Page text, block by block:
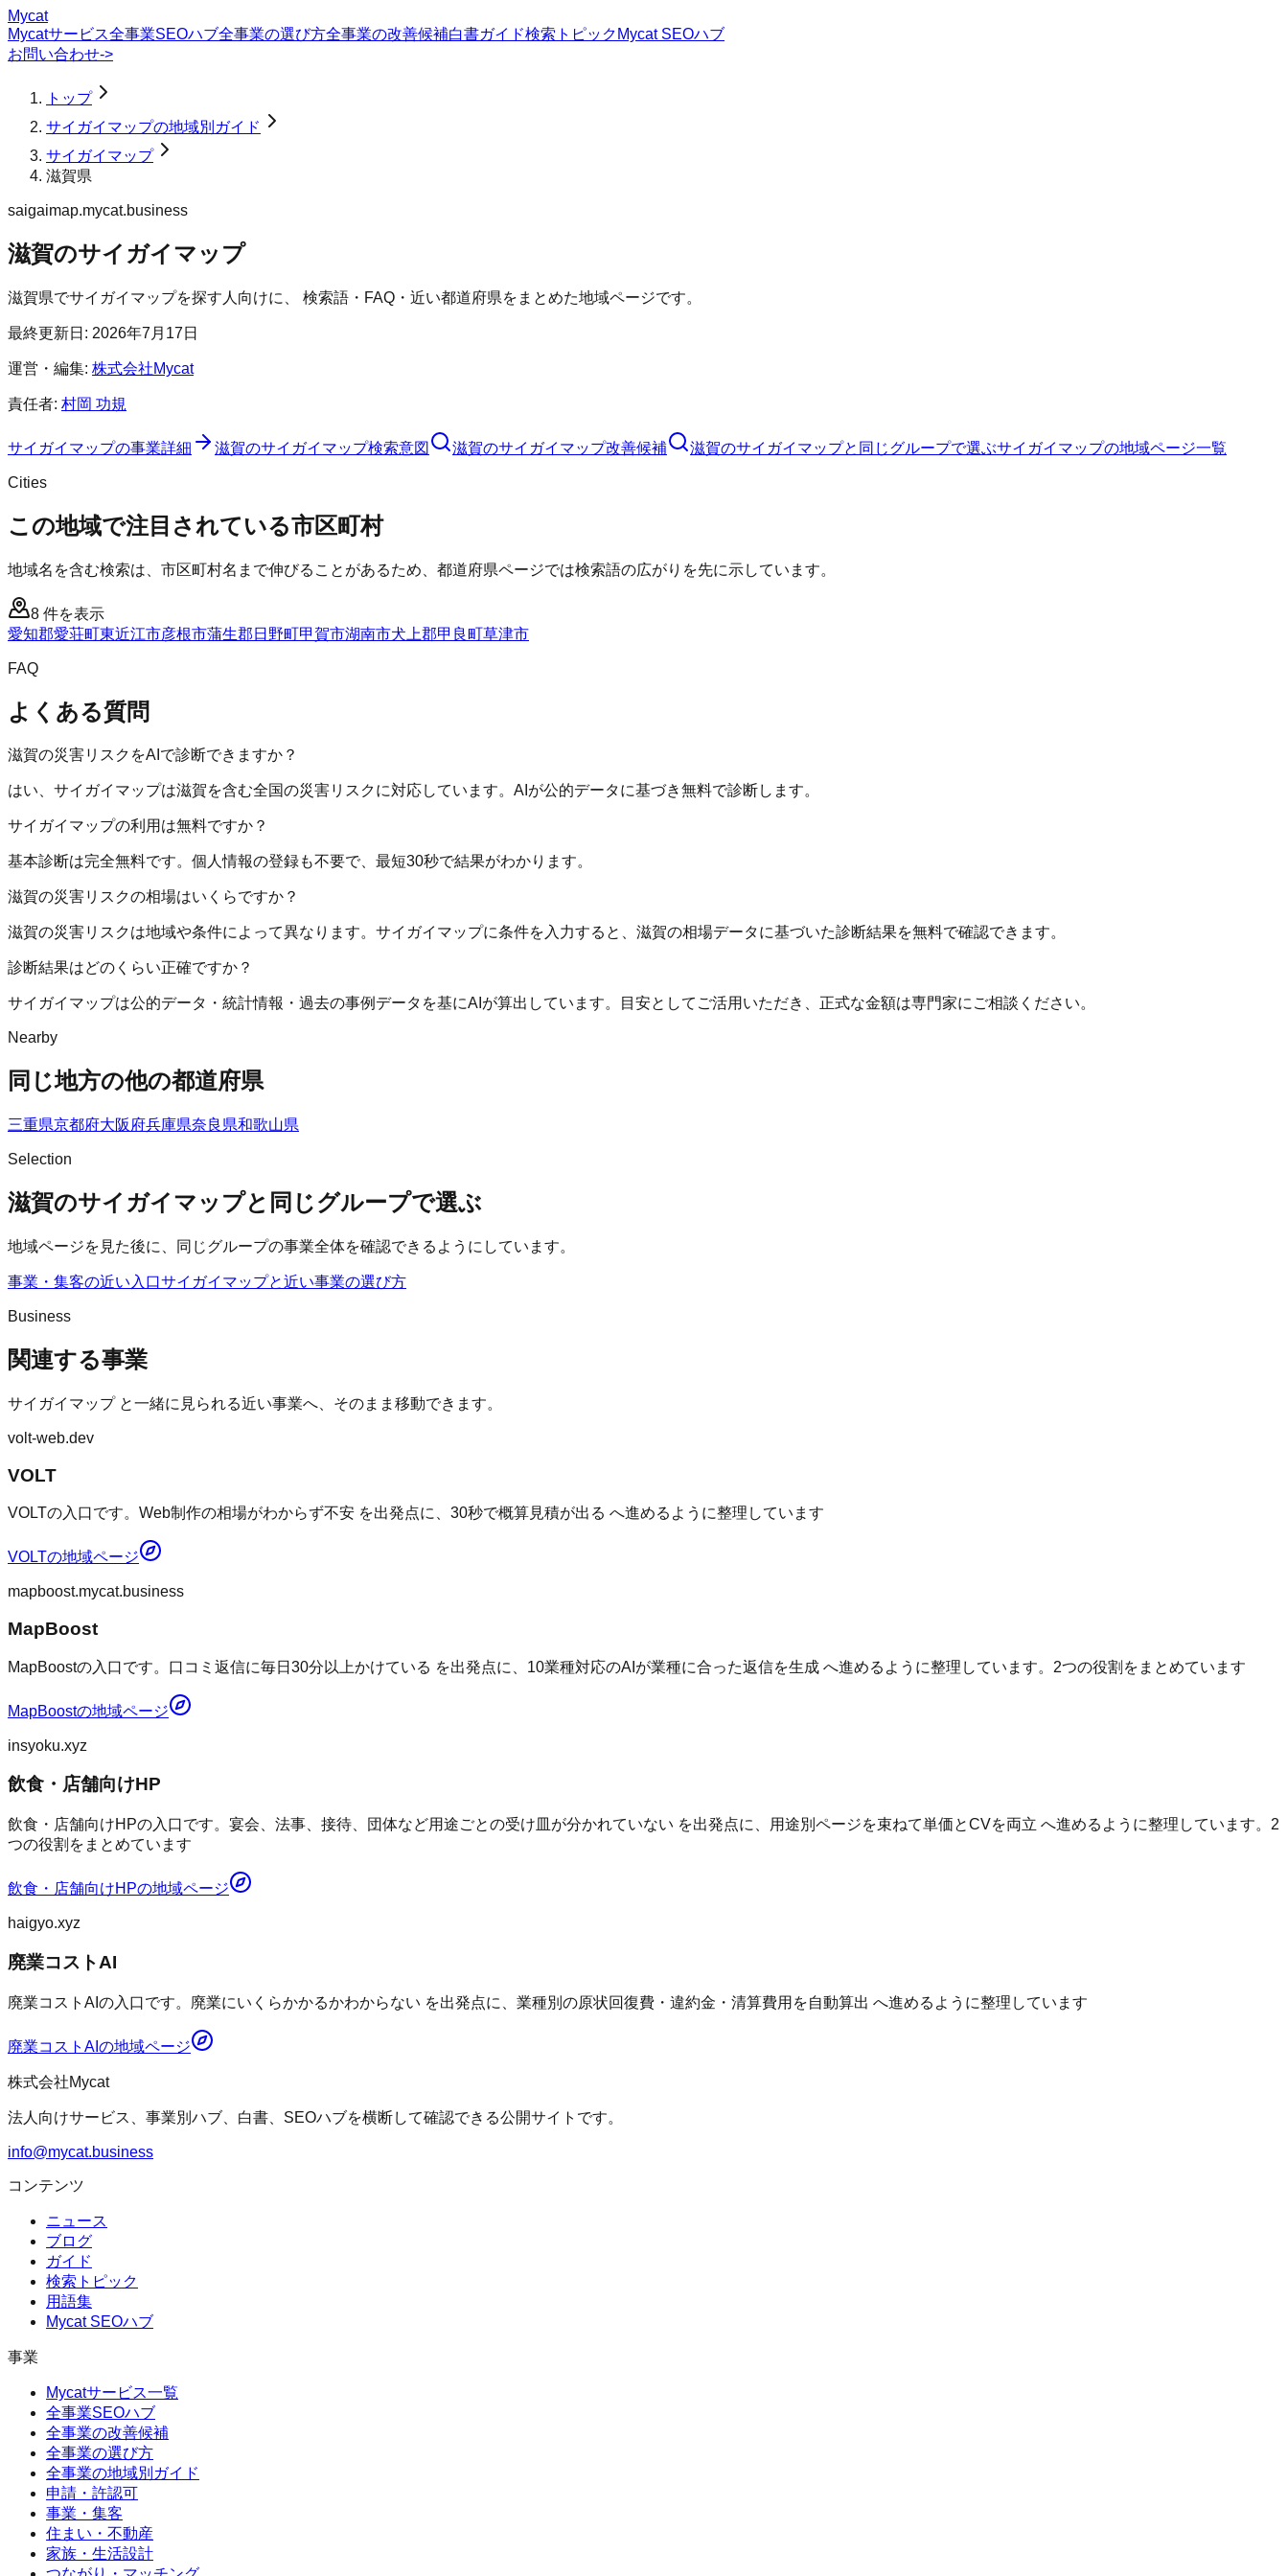
Mycat
Mycatサービス全事業SEOハブ全事業の選び方全事業の改善候補白書ガイド検索トピック Mycat SEOハブ
お問い合わせ->
トップ
サイガイマップの地域別ガイド
サイガイマップ
滋賀県
saigaimap.mycat.business
滋賀のサイガイマップ
滋賀県でサイガイマップを探す人向けに、 検索語・FAQ・近い都道府県をまとめた地域ページです。
最終更新日: 2026年7月17日
運営・編集: 株式会社Mycat
責任者: 村岡 功規
サイガイマップの事業詳細 滋賀のサイガイマップ検索意図 滋賀のサイガイマップ改善候補 滋賀のサイガイマップと同じグループで選ぶサイガイマップの地域ページ一覧
Cities
この地域で注目されている市区町村
地域名を含む検索は、市区町村名まで伸びることがあるため、都道府県ページでは検索語の広がりを先に示しています。
8 件を表示
愛知郡愛荘町東近江市彦根市蒲生郡日野町甲賀市湖南市犬上郡甲良町草津市
FAQ
よくある質問
滋賀の災害リスクをAIで診断できますか？
はい、サイガイマップは滋賀を含む全国の災害リスクに対応しています。AIが公的データに基づき無料で診断します。
サイガイマップの利用は無料ですか？
基本診断は完全無料です。個人情報の登録も不要で、最短30秒で結果がわかります。
滋賀の災害リスクの相場はいくらですか？
滋賀の災害リスクは地域や条件によって異なります。サイガイマップに条件を入力すると、滋賀の相場データに基づいた診断結果を無料で確認できます。
診断結果はどのくらい正確ですか？
サイガイマップは公的データ・統計情報・過去の事例データを基にAIが算出しています。目安としてご活用いただき、正式な金額は専門家にご相談ください。
Nearby
同じ地方の他の都道府県
三重県京都府大阪府兵庫県奈良県和歌山県
Selection
滋賀のサイガイマップと同じグループで選ぶ
地域ページを見た後に、同じグループの事業全体を確認できるようにしています。
事業・集客の近い入口サイガイマップと近い事業の選び方
Business
関連する事業
サイガイマップと一緒に見られる近い事業へ、そのまま移動できます。
volt-web.dev
VOLT
VOLTの入口です。Web制作の相場がわからず不安 を出発点に、30秒で概算見積が出る へ進めるように整理しています
VOLTの地域ページ
mapboost.mycat.business
MapBoost
MapBoostの入口です。口コミ返信に毎日30分以上かけている を出発点に、10業種対応のAIが業種に合った返信を生成 へ進めるように整理しています。2つの役割をまとめています
MapBoostの地域ページ
insyoku.xyz
飲食・店舗向けHP
飲食・店舗向けHPの入口です。宴会、法事、接待、団体など用途ごとの受け皿が分かれていない を出発点に、用途別ページを束ねて単価とCVを両立 へ進めるように整理しています。2
つの役割をまとめています
飲食・店舗向けHPの地域ページ
haigyo.xyz
廃業コストAI
廃業コストAIの入口です。廃業にいくらかかるかわからない を出発点に、業種別の原状回復費・違約金・清算費用を自動算出 へ進めるように整理しています
廃業コストAI の地域ページ
株式会社Mycat
法人向けサービス、事業別ハブ、白書、SEOハブを横断して確認できる公開サイトです。
info@mycat.business
コンテンツ
ニュース
ブログ
ガイド
検索トピック
用語集
Mycat SEOハブ
事業
Mycatサービス一覧
全事業SEOハブ
全事業の改善候補
全事業の選び方
全事業の地域別ガイド
申請・許認可
事業・集客
住まい・不動産
家族・生活設計